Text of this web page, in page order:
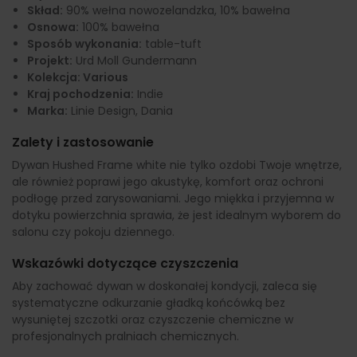
Skład: 90% wełna nowozelandzka, 10% bawełna
Osnowa: 100% bawełna
Sposób wykonania: table-tuft
Projekt: Urd Moll Gundermann
Kolekcja: Various
Kraj pochodzenia: Indie
Marka: Linie Design, Dania
Zalety i zastosowanie
Dywan Hushed Frame white nie tylko ozdobi Twoje wnętrze,
ale również poprawi jego akustykę, komfort oraz ochroni
podłogę przed zarysowaniami. Jego miękka i przyjemna w
dotyku powierzchnia sprawia, że jest idealnym wyborem do
salonu czy pokoju dziennego.
Wskazówki dotyczące czyszczenia
Aby zachować dywan w doskonałej kondycji, zaleca się
systematyczne odkurzanie gładką końcówką bez
wysuniętej szczotki oraz czyszczenie chemiczne w
profesjonalnych pralniach chemicznych.